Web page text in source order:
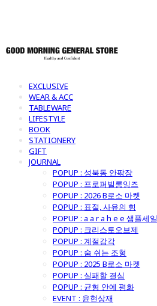
EXCLUSIVE
WEAR & ACC
TABLEWARE
LIFESTYLE
BOOK
STATIONERY
GIFT
JOURNAL
POPUP : 성북동 안팎장
POPUP : 프로퍼빌롱잉즈
POPUP : 2026 B로소 마켓
POPUP : 표절, 사유의 힘
POPUP : a a r a h e e 샘플세일
POPUP : 크리스토오브제
POPUP : 계절감각
POPUP : 숨 쉬는 조형
POPUP : 2025 B로소 마켓
POPUP : 실패할 결심
POPUP : 균형 안에 평화
EVENT : 윤현상재